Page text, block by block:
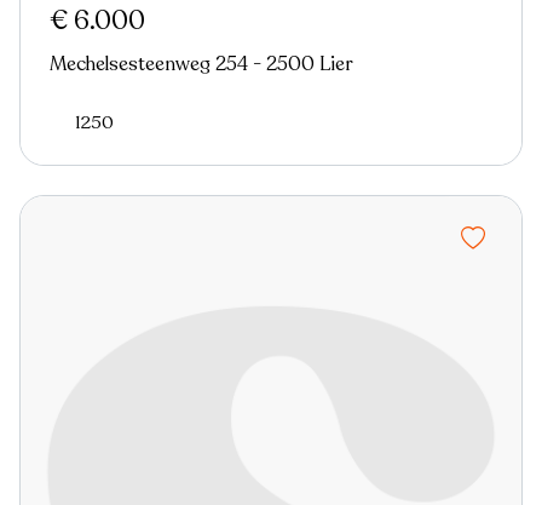
€ 6.000
Mechelsesteenweg 254 - 2500 Lier
1250